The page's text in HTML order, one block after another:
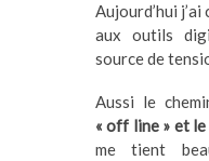
Aujourd’hui
aux outils
source de
Aussi le
« off line » et le
me tient